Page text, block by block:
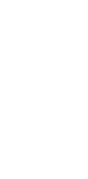
szúr nem
fehérje,
is fáj?